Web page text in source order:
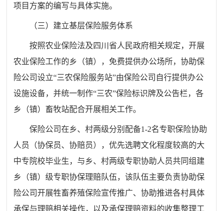
项目方案的编写与具体实施。
（三）建立基层保险服务体系
按照农业保险法及四川省人民政府相关规定，开展
农业保险工作的乡（镇），免费提供办公场所，协助保
险公司设立“三农保险服务站”由保险公司自行提供办公
设施设备，并统一制作“三农”保险标识牌及公告栏，各
乡（镇）畜牧站配合开展相关工作。
保险公司在乡、村两级分别配备1-2名专职保险协助
人员（协保员、协赔员），优先选聘文化程度较高的大
中专院校毕业生，与乡、村两级专职协助人员共同组建
乡（镇）级专职协保理赔队伍，该队伍主要负责协助保
险公司开展牲畜养殖保险宣传推广、协助推进各村具体
承保与理赔相关操作，以及承保理赔资料的收集整理工